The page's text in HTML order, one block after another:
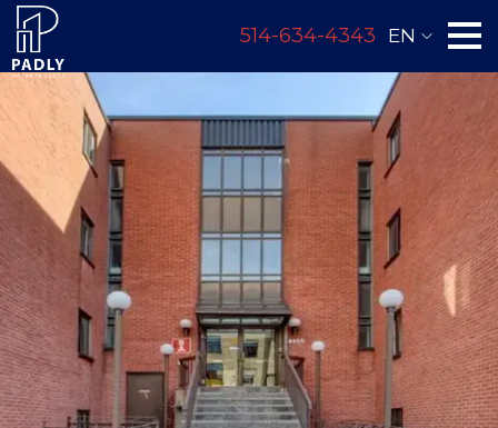
514-634-4343 EN